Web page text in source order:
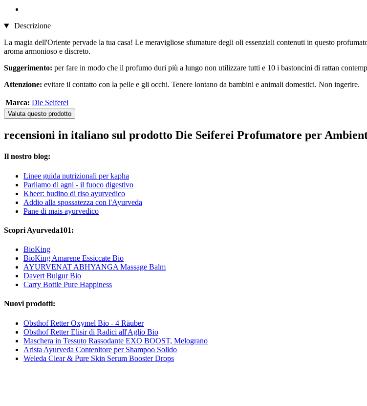
Descrizione
La magia dell'Oriente pervade la tua casa! Le meravigliose sfumature degli oli essenziali contenuti in questo
aroma armonioso e discreto.
Suggerimento: per fare in modo che il profumo duri più a lungo non utilizzare tutti e 10 i bastoncini di rattan
Attenzione: evitare il contatto con la pelle e gli occhi. Tenere lontano da bambini e animali domestici. Non ingerire.
Marca: Die Seiferei
Valuta questo prodotto
recensioni in italiano sul prodotto Die Seiferei Profumatore per
Il nostro blog:
Linee guida nutrizionali per kapha
Parliamo di agni - il fuoco digestivo
Kheer: budino di riso ayurvedico
Addio alla spossatezza con l'Ayurveda
Pane di mais ayurvedico
Scopri Ayurveda101:
BioKing
BioKing Amarene Essiccate Bio
AYURVENAT ABHYANGA Massage Balm
Davert Bulgur Bio
Carry Bottle Pure Happiness
Nuovi prodotti:
Obsthof Retter Oxymel Bio - 4 Räuber
Obsthof Retter Elisir di Radici all'Aglio Bio
Maschera in Tessuto Rassodante EXO BOOST, Melograno
Arista Ayurveda Contenitore per Shampoo Solido
Weleda Clear & Pure Skin Serum Booster Drops